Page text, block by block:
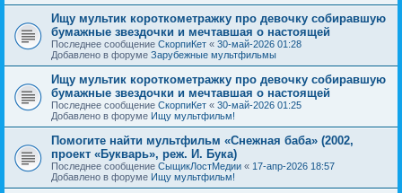
Ищу мультик короткометражку про девочку собиравшую
бумажные звездочки и мечтавшая о настоящей
Последнее сообщение СкорпиКет « 30-май-2026 01:28
Добавлено в форуме Зарубежные мультфильмы
Ищу мультик короткометражку про девочку собиравшую
бумажные звездочки и мечтавшая о настоящей
Последнее сообщение СкорпиКет « 30-май-2026 01:25
Добавлено в форуме Ищу мультфильм!
Помогите найти мультфильм «Снежная баба» (2002,
проект «Букварь», реж. И. Бука)
Последнее сообщение СыщикЛостМедии « 17-апр-2026 18:57
Добавлено в форуме Ищу мультфильм!